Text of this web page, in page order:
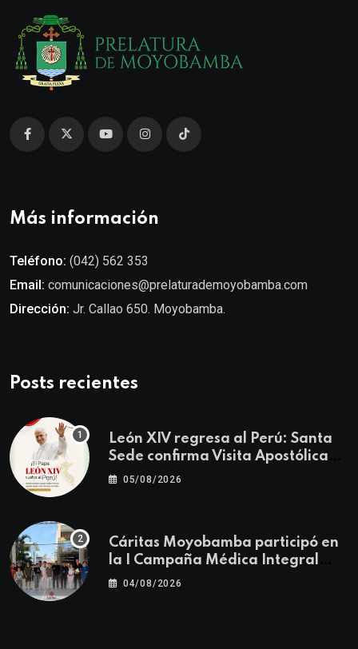
Más información
Teléfono: (042) 562 353
Email: comunicaciones@prelaturademoyobamba.com
Dirección: Jr. Callao 650. Moyobamba.
Posts recientes
León XIV regresa al Perú: Santa
Sede confirma Visita Apostólica
del 11 al 17 de noviembre
05/08/2026
Cáritas Moyobamba participó en
la I Campaña Médica Integral
Gratuita llevando salud y
04/08/2026